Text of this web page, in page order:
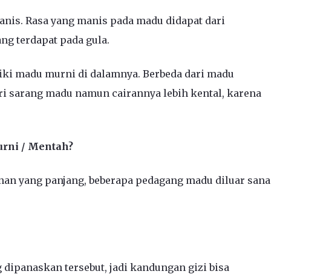
Rasa yang manis pada madu didapat dari
terdapat pada gula.
madu murni di dalamnya. Berbeda dari madu
sarang madu namun cairannya lebih kental, karena
/ Mentah?
yang panjang, beberapa pedagang madu diluar sana
tersebut, jadi kandungan gizi bisa